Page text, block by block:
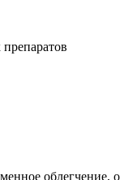
облегчение,